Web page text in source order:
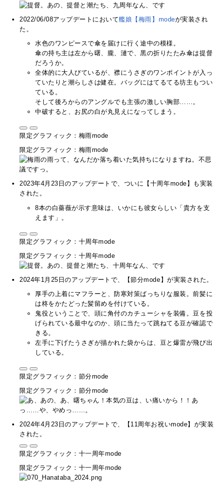
2022/06/08アップデートにおいて艦娘【梅雨】modeが実装され
た。
水色のワンピースで傘を届けに行く途中の模様。
傘の持ち主は左から曙、朧、漣で、黒の折りたたみ傘は提督
だろうか。
全体的に大人びているが、襟にうさぎのワンポイントが入っ
ていたりと潮らしさは健在。バッグにはてるてる坊主もつい
ている。
そして後ろからのアングルでも主張の激しい胸部……。
中破すると、お尻の白が丸見えになってしまう。
限定グラフィック：梅雨mode
限定グラフィック：梅雨mode
2023年4月23日のアップデートで、ついに【十周年mode】も実装
された。
8本の白薔薇が示す意味は、いかにも彼女らしい「貴方を支
えます」。
限定グラフィック：十周年mode
限定グラフィック：十周年mode
2024年1月25日のアップデートで、【節分mode】が実装された。
厚手の上着にマフラーと、防寒対策ばっちりな服装。前髪に
は柊をかたどった髪留めを付けている。
鬼役ということで、頭に角付のカチューシャを装備。豆を投
げられている最中なのか、頭に当たって跳ねてる豆が確認で
きる。
左手に下げたうさぎが描かれた袋からは、豆と爆雷が飛び出
している。
限定グラフィック：節分mode
限定グラフィック：節分mode
2024年4月23日のアップデートで、【11周年お祝いmode】が実装
された。
限定グラフィック：十一周年mode
限定グラフィック：十一周年mode